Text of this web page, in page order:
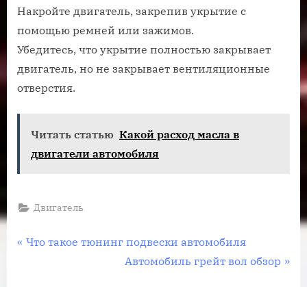
Накройте двигатель, закрепив укрытие с
помощью ремней или зажимов.
Убедитесь, что укрытие полностью закрывает
двигатель, но не закрывает вентиляционные
отверстия.
Читать статью Какой расход масла в
двигатели автомобиля
Двигатель
Навигация
П
Что такое тюнинг подвески автомобиля
С
Автомобиль грейт вол обзор